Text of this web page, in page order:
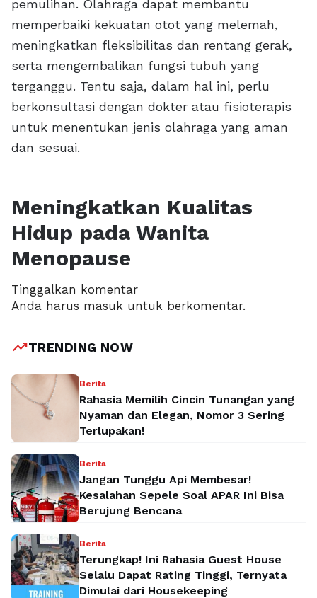
pemulihan. Olahraga dapat membantu
memperbaiki kekuatan otot yang melemah,
meningkatkan fleksibilitas dan rentang gerak,
serta mengembalikan fungsi tubuh yang
terganggu. Tentu saja, dalam hal ini, perlu
berkonsultasi dengan dokter atau fisioterapis
untuk menentukan jenis olahraga yang aman
dan sesuai.
Meningkatkan Kualitas
Hidup pada Wanita
Menopause
Tinggalkan komentar
Anda harus masuk untuk berkomentar.
trending_upTRENDING NOW
Berita
Rahasia Memilih Cincin Tunangan yang
Nyaman dan Elegan, Nomor 3 Sering
Terlupakan!
Berita
Jangan Tunggu Api Membesar!
Kesalahan Sepele Soal APAR Ini Bisa
Berujung Bencana
Berita
Terungkap! Ini Rahasia Guest House
Selalu Dapat Rating Tinggi, Ternyata
Dimulai dari Housekeeping